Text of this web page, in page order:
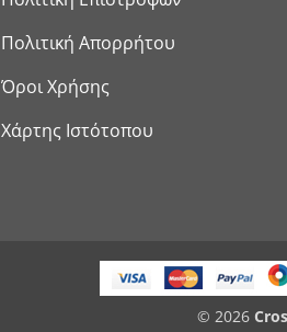
Πολιτική Απορρήτου
Όροι Χρήσης
Χάρτης Ιστότοπου
© 2026